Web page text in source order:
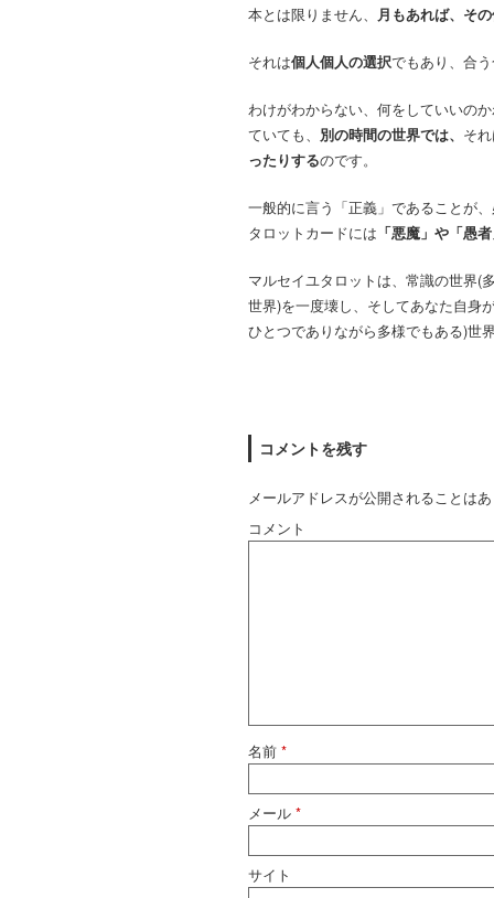
本とは限りません、 月もあれば、そ
それは個人個人の選択でもあり、合
わけがわからない、何をしていいの
ていても、 別の時間の世界では、 そ
ったりするのです。
一般的に言う「正義」であることが
タロットカードには 「悪魔」や「愚
マルセイユタロットは、常識の世界(
世界)を一度壊し、そしてあなた自身
ひとつでありながら多様でもある)世
コメントを残す
メールアドレスが公開されることは
コメント
名前 *
メール *
サイト